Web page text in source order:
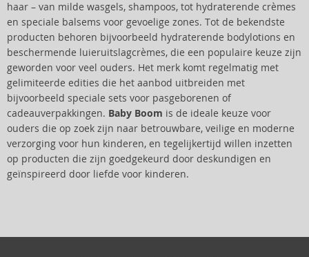
haar – van milde wasgels, shampoos, tot hydraterende crèmes
en speciale balsems voor gevoelige zones. Tot de bekendste
producten behoren bijvoorbeeld hydraterende bodylotions en
beschermende luieruitslagcrèmes, die een populaire keuze zijn
geworden voor veel ouders. Het merk komt regelmatig met
gelimiteerde edities die het aanbod uitbreiden met
bijvoorbeeld speciale sets voor pasgeborenen of
cadeauverpakkingen. Baby Boom is de ideale keuze voor
ouders die op zoek zijn naar betrouwbare, veilige en moderne
verzorging voor hun kinderen, en tegelijkertijd willen inzetten
op producten die zijn goedgekeurd door deskundigen en
geïnspireerd door liefde voor kinderen.